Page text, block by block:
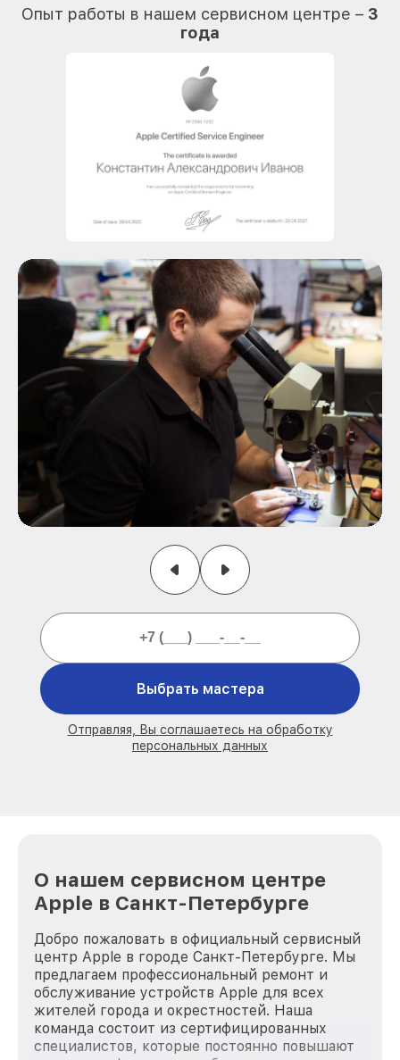
Опыт работы в нашем сервисном центре – 3
года
Выбрать мастера
Отправляя, Вы соглашаетесь на обработку
персональных данных
О нашем сервисном центре
Apple в Санкт-Петербурге
Добро пожаловать в официальный сервисный
центр Apple в городе Санкт-Петербурге. Мы
предлагаем профессиональный ремонт и
обслуживание устройств Apple для всех
жителей города и окрестностей. Наша
команда состоит из сертифицированных
специалистов, которые постоянно повышают